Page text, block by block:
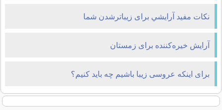
نکات مفيد آرايشي برای زیباترشدن شما
آرایش خیره‌کننده برای زمستان
برای اینکه عروسی زیبا باشیم چه باید کنیم؟